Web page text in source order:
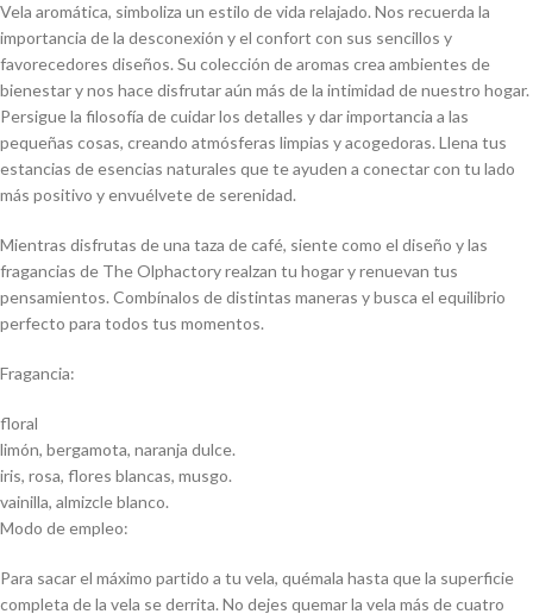
Vela aromática, simboliza un estilo de vida relajado. Nos recuerda la
importancia de la desconexión y el confort con sus sencillos y
favorecedores diseños. Su colección de aromas crea ambientes de
bienestar y nos hace disfrutar aún más de la intimidad de nuestro hogar.
Persigue la filosofía de cuidar los detalles y dar importancia a las
pequeñas cosas, creando atmósferas limpias y acogedoras. Llena tus
estancias de esencias naturales que te ayuden a conectar con tu lado
más positivo y envuélvete de serenidad.
Mientras disfrutas de una taza de café, siente como el diseño y las
fragancias de The Olphactory realzan tu hogar y renuevan tus
pensamientos. Combínalos de distintas maneras y busca el equilibrio
perfecto para todos tus momentos.
Fragancia:
floral
limón, bergamota, naranja dulce.
iris, rosa, flores blancas, musgo.
vainilla, almizcle blanco.
Modo de empleo:
Para sacar el máximo partido a tu vela, quémala hasta que la superficie
completa de la vela se derrita. No dejes quemar la vela más de cuatro